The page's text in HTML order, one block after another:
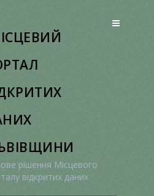
рішення Місцевого
відкритих даних